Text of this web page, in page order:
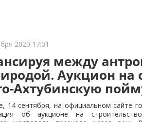
2020 17:01
между
Аукцион на
Ахтубинскую
14 сентября, на официальном сайте
об аукционе на